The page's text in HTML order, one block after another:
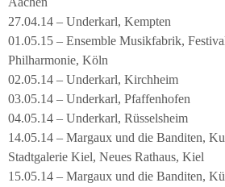
27.04.14 – Underkarl, Kempten
01.05.15 – Ensemble Musikfabrik,
Philharmonie, Köln
02.05.14 – Underkarl, Kirchheim
03.05.14 – Underkarl, Pfaffenhofen
04.05.14 – Underkarl, Rüsselsheim
14.05.14 – Margaux und die Banditen,
Stadtgalerie Kiel, Neues Rathaus, Kiel
15.05.14 – Margaux und die Banditen,